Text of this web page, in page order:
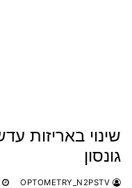
גונסון